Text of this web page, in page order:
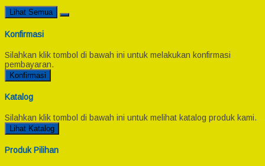
Lihat Semua
Konfirmasi
Silahkan klik tombol di bawah ini untuk melakukan konfirmasi
pembayaran.
Konfirmasi
Katalog
Silahkan klik tombol di bawah ini untuk melihat katalog produk kami.
Lihat Katalog
Produk Pilihan